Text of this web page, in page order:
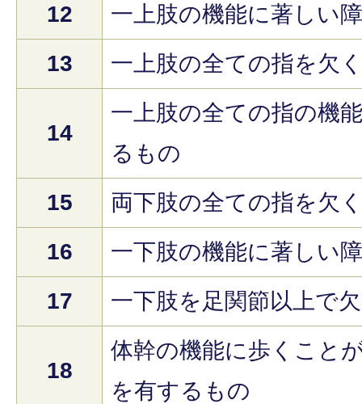
12
一上肢の機能に著しい
13
一上肢の全ての指を欠
14
一上肢の全ての指の機
るもの
15
両下肢の全ての指を欠
16
一下肢の機能に著しい
17
一下肢を足関節以上で
18
体幹の機能に歩くこと
を有するもの